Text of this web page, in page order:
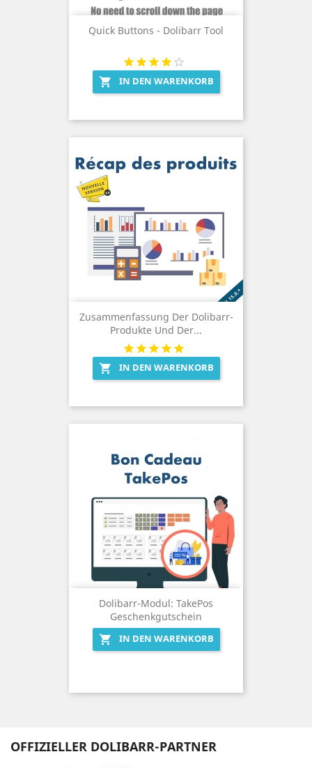
Quick Buttons - Dolibarr Tool
 IN DEN WARENKORB
Zusammenfassung Der Dolibarr-
Produkte Und Der...
 IN DEN WARENKORB
Dolibarr-Modul: TakePos
Geschenkgutschein

IN DEN WARENKORB
OFFIZIELLER DOLIBARR-PARTNER